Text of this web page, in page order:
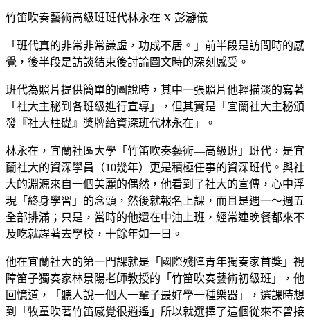
竹笛吹奏藝術高級班班代林永在 X 彭瀞儀
「班代真的非常非常謙虛，功成不居。」前半段是訪問時的感
覺，後半段是訪談結束後討論圖文時的深刻感受。
班代為照片提供簡單的圖說時，其中一張照片他輕描淡的寫著
「社大主秘到各班級進行宣導」，但其實是「宜蘭社大主秘頒
發『社大柱礎』獎牌給資深班代林永在」。
林永在，宜蘭社區大學「竹笛吹奏藝術—高級班」班代，是宜
蘭社大的資深學員（10幾年）更是積極任事的資深班代。與社
大的淵源來自一個美麗的偶然，他看到了社大的宣傳，心中浮
現「終身學習」的念頭，然後就報名上課，而且是週一～週五
全部排滿；只是，當時的他還在中油上班，經常連晚餐都來不
及吃就趕著去學校，十餘年如一日。
他在宜蘭社大的第一門課就是 「 國際殘障青年獨奏家首獎 」 視
障笛子獨奏家林景陽老師教授的「竹笛吹奏藝術初級班」，他
回憶道，「聽人說一個人一輩子最好學一種樂器」，選課時想
到「牧童吹著竹笛感覺很逍遙」所以就選擇了這個從來不曾接